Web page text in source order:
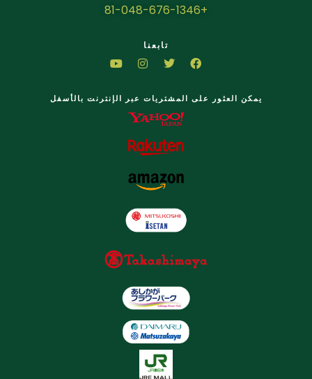
+81-048-676-1346
تابعنا
يمكن العثور على المشتريات عبر الإنترنت بالأسفل